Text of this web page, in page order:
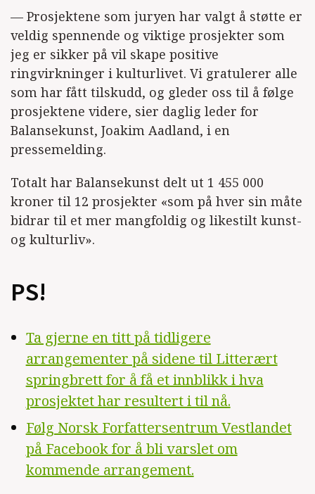
— Prosjektene som juryen har valgt å støtte er
veldig spennende og viktige prosjekter som
jeg er sikker på vil skape positive
ringvirkninger i kulturlivet. Vi gratulerer alle
som har fått tilskudd, og gleder oss til å følge
prosjektene videre, sier daglig leder for
Balansekunst, Joakim Aadland, i en
pressemelding.
Totalt har Balansekunst delt ut 1 455 000
kroner til 12 prosjekter «som på hver sin måte
bidrar til et mer mangfoldig og likestilt kunst-
og kulturliv».
PS!
Ta gjerne en titt på tidligere
arrangementer på sidene til Litterært
springbrett for å få et innblikk i hva
prosjektet har resultert i til nå.
Følg Norsk Forfattersentrum Vestlandet
på Facebook for å bli varslet om
kommende arrangement.